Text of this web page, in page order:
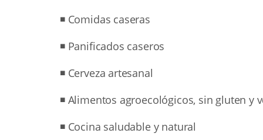
◾ Comidas caseras
◾ Panificados caseros
◾ Cerveza artesanal
◾ Alimentos agroecológicos, sin gluten y
◾ Cocina saludable y natural